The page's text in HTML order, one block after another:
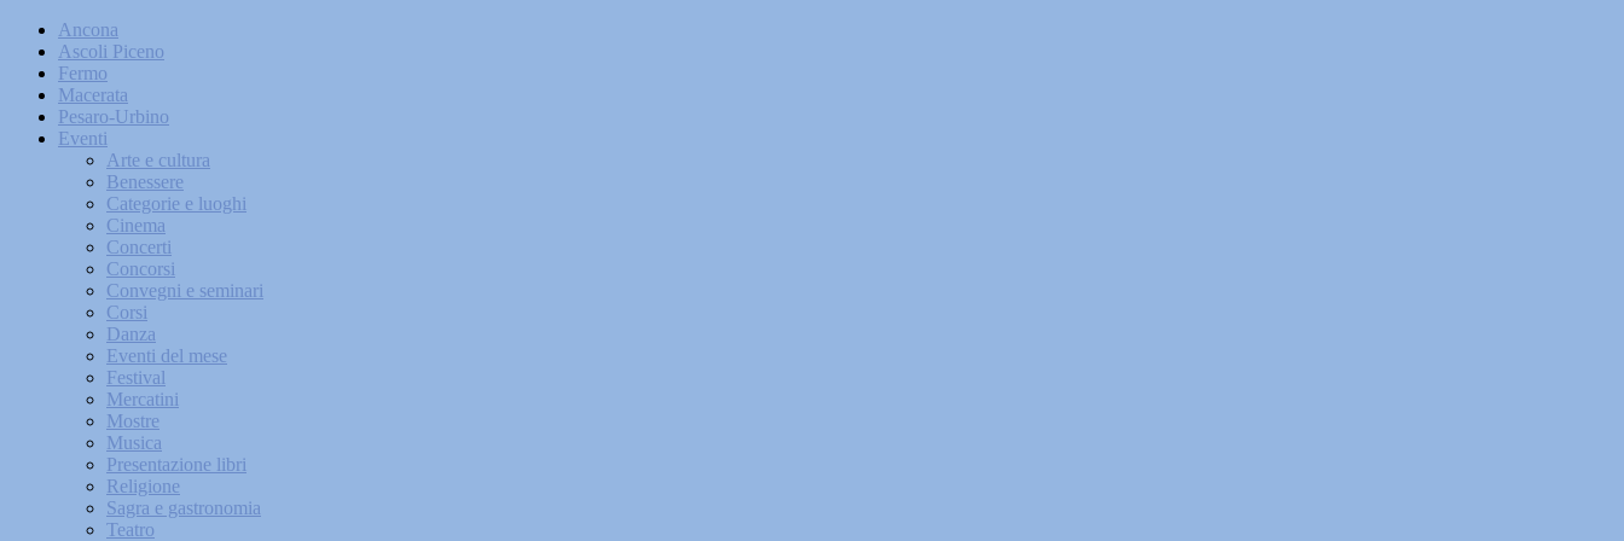
Ancona
Ascoli Piceno
Fermo
Macerata
Pesaro-Urbino
Eventi
Arte e cultura
Benessere
Categorie e luoghi
Cinema
Concerti
Concorsi
Convegni e seminari
Corsi
Danza
Eventi del mese
Festival
Mercatini
Mostre
Musica
Presentazione libri
Religione
Sagra e gastronomia
Teatro